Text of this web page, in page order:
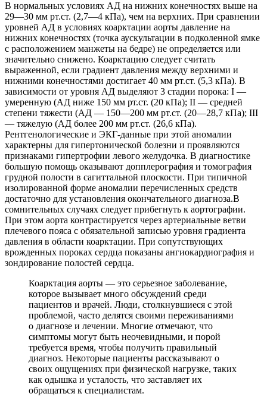
В нормальных условиях АД на нижних конечностях выше на
29—30 мм рт.ст. (2,7—4 кПа), чем на верхних. При сравнении
уровней АД в условиях коарктации аорты давление на
нижних конечностях (точка аускультации в подколенной ямке
с расположением манжеты на бедре) не определяется или
значительно снижено. Коарктацию следует считать
выраженной, если градиент давления между верхними и
нижними конечностями достигает 40 мм рт.ст. (5,3 кПа). В
зависимости от уровня АД выделяют 3 стадии порока: I —
умеренную (АД ниже 150 мм рт.ст. (20 кПа); II — средней
степени тяжести (АД — 150—200 мм рт.ст. (20—28,7 кПа); III
— тяжелую (АД более 200 мм рт.ст. (26,6 кПа).
Рентгенологические и ЭКГ-данные при этой аномалии
характерны для гипертонической болезни и проявляются
признаками гипертрофии левого желудочка. В диагностике
большую помощь оказывают допплерография и томография
грудной полости в сагиттальной плоскости. При типичной
изолированной форме аномалии перечисленных средств
достаточно для установления окончательного диагноза.В
сомнительных случаях следует прибегнуть к аортографии.
При этом аорта контрастируется через артериальные ветви
плечевого пояса с обязательной записью уровня градиента
давления в области коарктации. При сопутствующих
врожденных пороках сердца показаны ангиокардиография и
зондирование полостей сердца.
Коарктация аорты — это серьезное заболевание,
которое вызывает много обсуждений среди
пациентов и врачей. Люди, столкнувшиеся с этой
проблемой, часто делятся своими переживаниями
о диагнозе и лечении. Многие отмечают, что
симптомы могут быть неочевидными, и порой
требуется время, чтобы получить правильный
диагноз. Некоторые пациенты рассказывают о
своих ощущениях при физической нагрузке, таких
как одышка и усталость, что заставляет их
обращаться к специалистам.